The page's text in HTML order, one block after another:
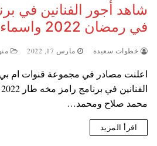
شاهد أجور الفنانين في
في رمضان 2022 واسماء الضيوف
خطوات سعيدة مارس 17, 2022
اعلنت مصادر في مجموعة قنوات ام
محمد صلاح ومحمد…
اقرأ المزيد